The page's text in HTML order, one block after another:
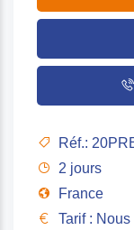
Réf.:
2 jours
France
Tarif :